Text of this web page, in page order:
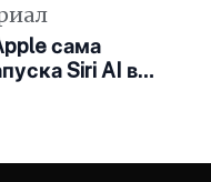
сама
Siri AI в